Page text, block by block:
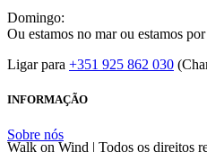
Domingo:
Ou estamos no mar ou estamos
Ligar para +351 925 862 030
INFORMAÇÃO
Sobre nós
Walk on Wind | Todos os direitos